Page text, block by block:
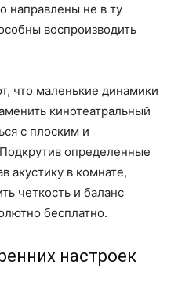
направлены не в ту
воспроизводить
что маленькие динамики
кинотеатральный
с плоским и
определенные
акустику в комнате,
четкость и баланс
бесплатно.
настроек